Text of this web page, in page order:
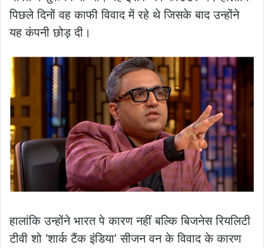
पिछले दिनों वह काफी विवाद में रहे थे जिसके बाद उन्होंने
यह कंपनी छोड़ दी।
हालांकि उन्होंने भारत पे कारण नहीं बल्कि बिजनेस रियलिटी
टीवी शो ‘शार्क टैंक इंडिया’ सीजन वन के विवाद के कारण